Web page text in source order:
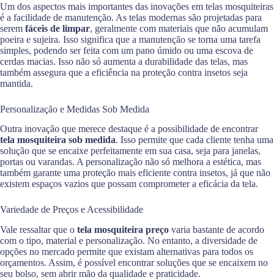
Um dos aspectos mais importantes das inovações em telas mosquiteiras
é a facilidade de manutenção. As telas modernas são projetadas para
serem fáceis de limpar, geralmente com materiais que não acumulam
poeira e sujeira. Isso significa que a manutenção se torna uma tarefa
simples, podendo ser feita com um pano úmido ou uma escova de
cerdas macias. Isso não só aumenta a durabilidade das telas, mas
também assegura que a eficiência na proteção contra insetos seja
mantida.
Personalização e Medidas Sob Medida
Outra inovação que merece destaque é a possibilidade de encontrar
tela mosquiteira sob medida. Isso permite que cada cliente tenha uma
solução que se encaixe perfeitamente em sua casa, seja para janelas,
portas ou varandas. A personalização não só melhora a estética, mas
também garante uma proteção mais eficiente contra insetos, já que não
existem espaços vazios que possam comprometer a eficácia da tela.
Variedade de Preços e Acessibilidade
Vale ressaltar que o tela mosquiteira preço varia bastante de acordo
com o tipo, material e personalização. No entanto, a diversidade de
opções no mercado permite que existam alternativas para todos os
orçamentos. Assim, é possível encontrar soluções que se encaixem no
seu bolso, sem abrir mão da qualidade e praticidade.